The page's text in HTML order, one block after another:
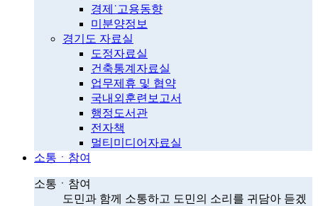
경제˙고용동향
미분양정보
경기도 자료실
도정자료실
건축통계자료실
업무제휴 및 협약
국내외훈련보고서
행정도서관
전자책
멀티미디어자료실
소통ㆍ참여
소통ㆍ참여
도민과 함께 소통하고 도민의 소리를 귀담아 듣겠